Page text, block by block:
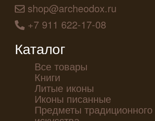
shop@archeodox.ru
+7 911 622-17-08
Каталог
Все товары
Книги
Литые иконы
Иконы писанные
Предметы